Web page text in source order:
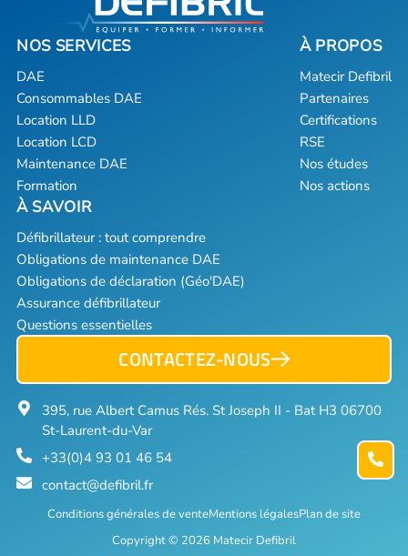
DAE
Consommables DAE
Location LLD
Location LCD
Maintenance DAE
Formation
Matecir Defibril
Partenaires
Certifications
RSE
Nos études
Nos actions
Défibrillateur : tout comprendre
Obligations de maintenance DAE
Obligations de déclaration (Géo'DAE)
Assurance défibrillateur
Questions essentielles
CONTACTEZ-NOUS
395, rue Albert Camus Rés. St Joseph II - Bat H3 06700
St-Laurent-du-Var
+33(0)4 93 01 46 54
contact@defibril.fr
Copyright © 2026 Matecir Defibril
Conditions générales de venteMentions légalesPlan de site